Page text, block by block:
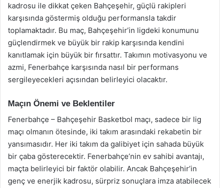
kadrosu ile dikkat çeken Bahçeşehir, güçlü rakipleri
karşısında göstermiş olduğu performansla takdir
toplamaktadır. Bu maç, Bahçeşehir’in ligdeki konumunu
güçlendirmek ve büyük bir rakip karşısında kendini
kanıtlamak için büyük bir fırsattır. Takımın motivasyonu ve
azmi, Fenerbahçe karşısında nasıl bir performans
sergileyecekleri açısından belirleyici olacaktır.
Maçın Önemi ve Beklentiler
Fenerbahçe – Bahçeşehir Basketbol maçı, sadece bir lig
maçı olmanın ötesinde, iki takım arasındaki rekabetin bir
yansımasıdır. Her iki takım da galibiyet için sahada büyük
bir çaba gösterecektir. Fenerbahçe’nin ev sahibi avantajı,
maçta belirleyici bir faktör olabilir. Ancak Bahçeşehir’in
genç ve enerjik kadrosu, sürpriz sonuçlara imza atabilecek